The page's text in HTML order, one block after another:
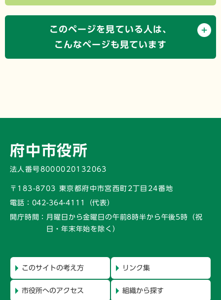
このページを見ている人は、
こんなページも見ています
府中市役所
法人番号8000020132063
〒183-8703 東京都府中市宮西町2丁目24番地
電話： 042-364-4111（代表）
開庁時間： 月曜日から金曜日の午前8時半から午後5時 （祝
日・年末年始を除く）
このサイトの考え方 リンク集
市役所へのアクセス 組織から探す